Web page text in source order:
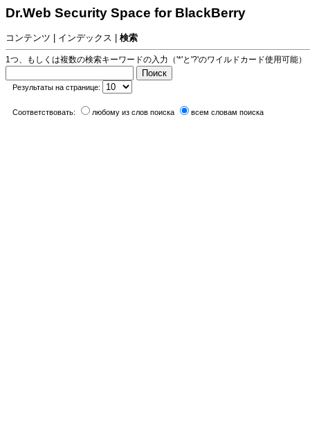
Dr.Web Security Space for BlackBerry
コンテンツ インデックス 検索
1つ、もしくは複数の検索キーワードの入力（'*'と'?'のワイルドカード使用可能）
Результаты на странице:
Соответствовать: любому из слов поиска всем словам поиска